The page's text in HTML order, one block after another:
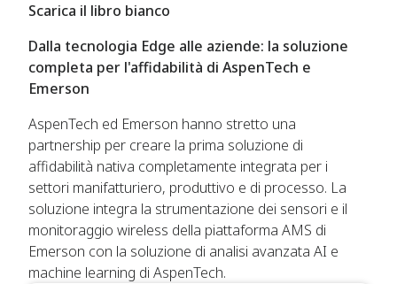
Scarica il libro bianco
Dalla tecnologia Edge alle aziende: la soluzione
completa per l'affidabilità di AspenTech e
Emerson
AspenTech ed Emerson hanno stretto una
partnership per creare la prima soluzione di
affidabilità nativa completamente integrata per i
settori manifatturiero, produttivo e di processo. La
soluzione integra la strumentazione dei sensori e il
monitoraggio wireless della piattaforma AMS di
Emerson con la soluzione di analisi avanzata AI e
machine learning di AspenTech.